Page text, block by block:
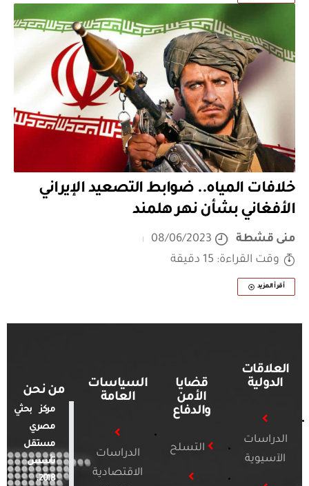
خلافات المياه.. ضوابط التصعيد الإيراني
الأفغاني بشأن نهر هلمند
منى قشطة
08/06/2023
وقت القراءة: 15 دقيقة
أقرأ المزيد
العلاقات
الدولية
الدراسات
الآسيوية
قضايا
الأمن
والدفاع
التسلح
السياسات
العامة
الدراسات
الاقتصادية
من نحن
مركز بحثي
مصري
مستقل
تأسس
2018.